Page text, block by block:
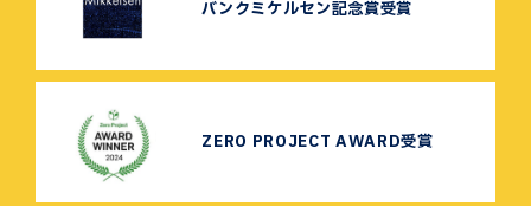
バンクミケルセン記念賞受賞
ZERO PROJECT AWARD受賞